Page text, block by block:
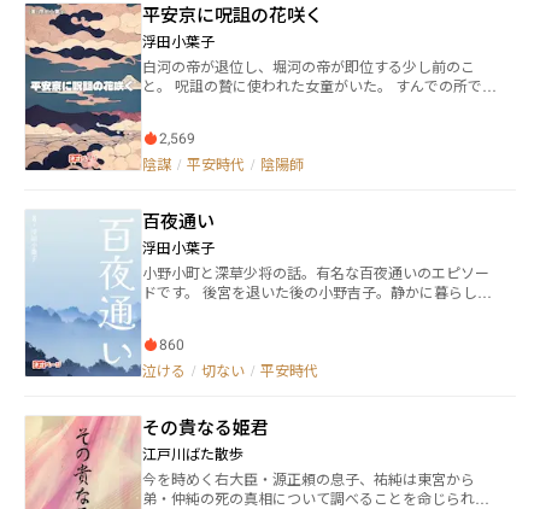
記憶と、目の前に現れた同年代と思われる不思議な少
年との出会い等によって、少しずつ自分の前世に関心
を持つようになる。 不思議な少年の「神様はいる」と
言う言葉と、「前世」という単語。 ……彼らは一体、
何者なのでしょう。 記憶と神の存在をめぐる、平安時
所々歴史上人物や史実等時代背景描写も出てきます
が、事実と関係ない場合も多く、またファンタジー色
が強めのフィクション作品となります。苦手でなけれ
平安京に呪詛の花咲く
浮田小葉子
白河の帝が退位し、堀河の帝が即位する少し前のこ
と。 呪詛の贄に使われた女童がいた。 すんでの所で助
は、内教坊の伎女となった。 世にも珍しい醜女の伎女
だが、その舞は天女の如く、美しいのだそうな。 なん
2,569
陰謀 / 平安時代 / 陰陽師
百夜通い
浮田小葉子
小野小町と深草少将の話。有名な百夜通いのエピソー
ドです。 後宮を退いた後の小野吉子。静かに暮らして
ました。文章はそのままです。
860
泣ける / 切ない / 平安時代
その貴なる姫君
江戸川ばた散歩
今を時めく右大臣・源正頼の息子、祐純は東宮から
弟・仲純の死の真相について調べることを命じられ